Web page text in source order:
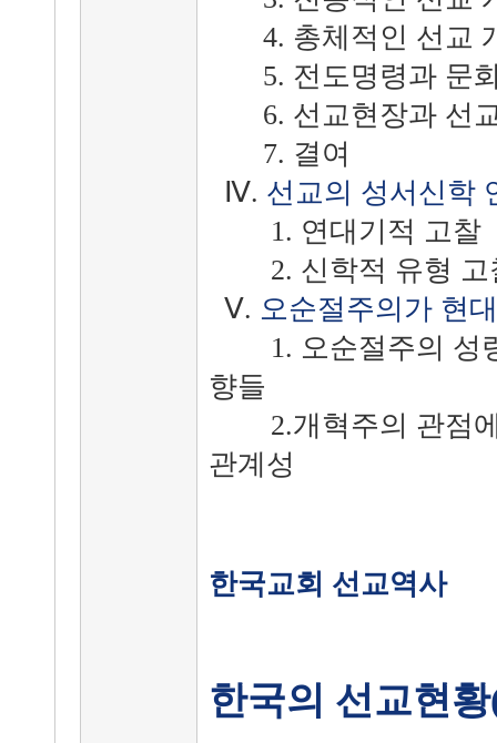
4. 총체적인 선교
5. 전도명령과 문
6. 선교현장과 선
7. 결여
Ⅳ. 선교의 성서신학
1. 연대기적 고찰
2. 신학적 유형 고
Ⅴ. 오순절주의가 현
1. 오순절주의 성령
향들
2.개혁주의 관점에
관계성
한국교회 선교역사
한국의 선교현